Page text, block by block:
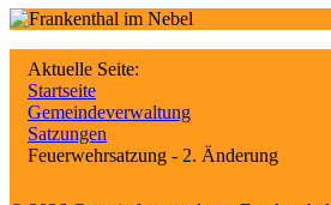
Aktuelle Seite:
Startseite
Gemeindeverwaltung
Satzungen
Feuerwehrsatzung - 2. Änderung